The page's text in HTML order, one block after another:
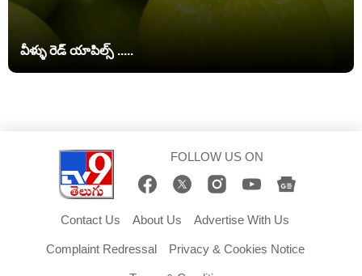
వీళ్ళు రెడ్ యాపిల్స్ .....
FOLLOW US ON
Contact Us About Us Advertise With Us
Complaint Redressal Privacy & Cookies Notice